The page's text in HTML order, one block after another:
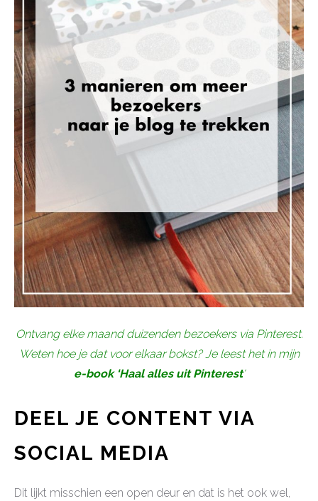
Ontvang elke maand duizenden bezoekers via Pinterest.
Weten hoe je dat voor elkaar bokst? Je leest het in mijn
e-book ‘Haal alles uit Pinterest‘
DEEL JE CONTENT VIA
SOCIAL MEDIA
Dit lijkt misschien een open deur en dat is het ook wel,